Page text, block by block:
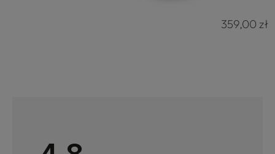
359,00 zł